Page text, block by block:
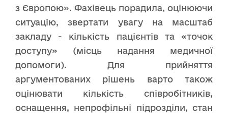
з Європою». Фахівець порадила, оцінюючи
ситуацію, звертати увагу на масштаб
закладу - кількість пацієнтів та «точок
доступу» (місць надання медичної
допомоги). Для прийняття
аргументованих рішень варто також
оцінювати кількість співробітників,
оснащення, непрофільні підрозділи, стан